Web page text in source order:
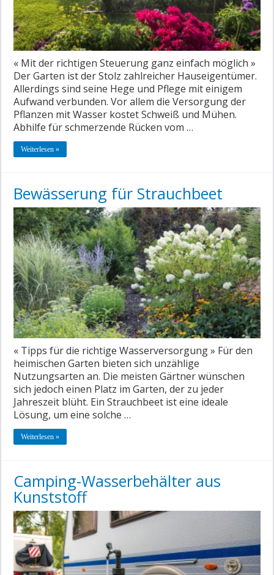
« Mit der richtigen Steuerung ganz einfach möglich »
Der Garten ist der Stolz zahlreicher Hauseigentümer.
Allerdings sind seine Hege und Pflege mit einigem
Aufwand verbunden. Vor allem die Versorgung der
Pflanzen mit Wasser kostet Schweiß und Mühen.
Abhilfe für schmerzende Rücken vom …
Weiterlesen »
Bewässerung für Strauchbeet
« Tipps für die richtige Wasserversorgung » Für den
heimischen Garten bieten sich unzählige
Nutzungsarten an. Die meisten Gärtner wünschen
sich jedoch einen Platz im Garten, der zu jeder
Jahreszeit blüht. Ein Strauchbeet ist eine ideale
Lösung, um eine solche …
Weiterlesen »
Camping-Wasserbehälter aus
Kunststoff